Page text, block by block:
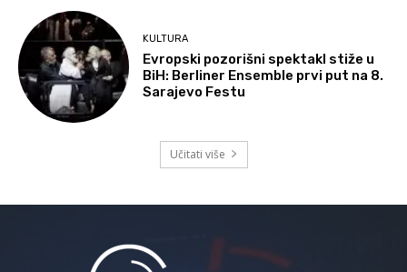
KULTURA
Evropski pozorišni spektakl stiže u
BiH: Berliner Ensemble prvi put na 8.
Sarajevo Festu
Učitati više